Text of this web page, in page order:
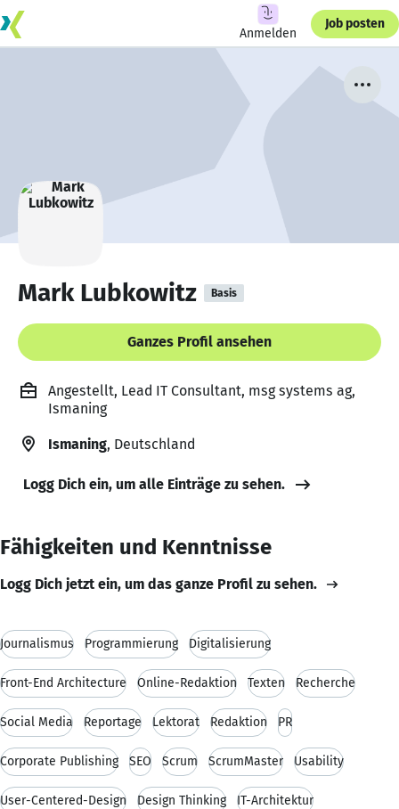
Anmelden
Job posten
Mark Lubkowitz Basis
Ganzes Profil ansehen
Angestellt, Lead IT Consultant, msg systems ag,
Ismaning
Ismaning, Deutschland
Logg Dich ein, um alle Einträge zu sehen.
Fähigkeiten und Kenntnisse
Logg Dich jetzt ein, um das ganze Profil zu sehen.
Journalismus Programmierung Digitalisierung
Front-End Architecture Online-Redaktion Texten Recherche
Social Media Reportage Lektorat Redaktion PR
Corporate Publishing SEO Scrum ScrumMaster Usability
User-Centered-Design Design Thinking IT-Architektur